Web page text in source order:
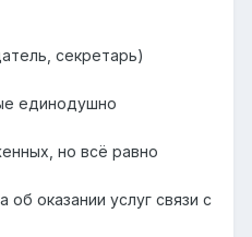
секретарь)
единодушно
но всё равно
оказании услуг связи с